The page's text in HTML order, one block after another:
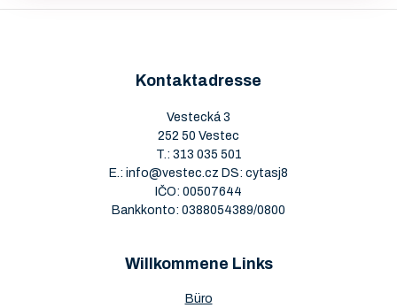
Kontaktadresse
Vestecká 3
252 50 Vestec
T.: 313 035 501
E.: info@vestec.cz DS: cytasj8
IČO: 00507644
Bankkonto: 0388054389/0800
Willkommene Links
Büro